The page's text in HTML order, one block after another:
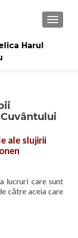
Harul
ale slujirii
lucruri care sunt
către aceia care